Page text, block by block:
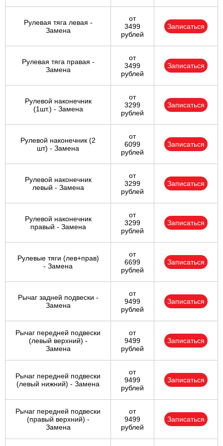
Рулевая тяга левая -
Замена
от
3499
рублей
Записаться
Рулевая тяга правая -
Замена
от
3499
рублей
Записаться
Рулевой наконечник
(1шт.) - Замена
от
3299
рублей
Записаться
Рулевой наконечник (2
шт) - Замена
от
6099
рублей
Записаться
Рулевой наконечник
левый - Замена
от
3299
рублей
Записаться
Рулевой наконечник
правый - Замена
от
3299
рублей
Записаться
Рулевые тяги (лев+прав)
- Замена
от
6699
рублей
Записаться
Рычаг задней подвески -
Замена
от
9499
рублей
Записаться
Рычаг передней подвески
(левый верхний) -
Замена
от
9499
рублей
Записаться
Рычаг передней подвески
(левый нижний) - Замена
от
9499
рублей
Записаться
Рычаг передней подвески
(правый верхний) -
Замена
от
9499
рублей
Записаться